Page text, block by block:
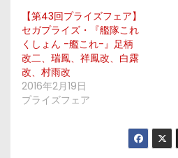
【第43回プライズフェア】
セガプライズ・『艦隊これ
くしょん -艦これ-』足柄
改二、瑞鳳、祥鳳改、白露
改、村雨改
2016年2月19日
プライズフェア